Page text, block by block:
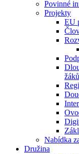
Povinné
Projekty
EU
Nabídka
Družina